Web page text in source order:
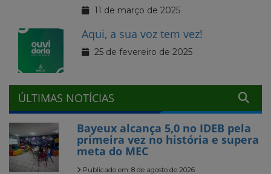
11 de março de 2025
Aqui, a sua voz tem vez!
25 de fevereiro de 2025
ÚLTIMAS NOTÍCIAS
Bayeux alcança 5,0 no IDEB pela
primeira vez no história e supera
meta do MEC
Publicado em: 8 de agosto de 2026